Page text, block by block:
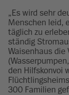
„Es wird sehr
Menschen leid,
täglich zu
ständig
Waisenhaus die
den Hilfskonvoi
300 Familien